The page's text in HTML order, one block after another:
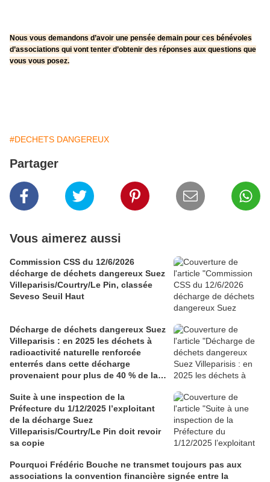
Nous vous demandons d’avoir une pensée demain pour ces bénévoles
d’associations qui vont tenter d’obtenir des réponses aux questions que
vous vous posez.
#DECHETS DANGEREUX
Partager
Vous aimerez aussi
Commission CSS du 12/6/2026
décharge de déchets dangereux Suez
Villeparisis/Courtry/Le Pin, classée
Seveso Seuil Haut
Décharge de déchets dangereux Suez
Villeparisis : en 2025 les déchets à
radioactivité naturelle renforcée
enterrés dans cette décharge
provenaient pour plus de 40 % de la
Suite à une inspection de la
Préfecture du 1/12/2025 l’exploitant
de la décharge Suez
Villeparisis/Courtry/Le Pin doit revoir
sa copie
Pourquoi Frédéric Bouche ne transmet toujours pas aux
associations la convention financière signée entre la